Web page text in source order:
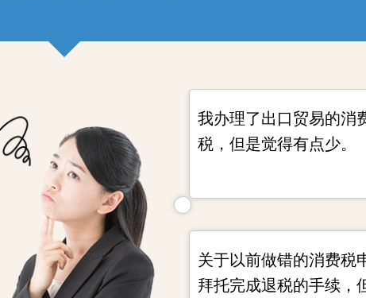
我办理了出口贸易的消
税，但是觉得有点少。
关于以前做错的消费税
拜托完成退税的手续，